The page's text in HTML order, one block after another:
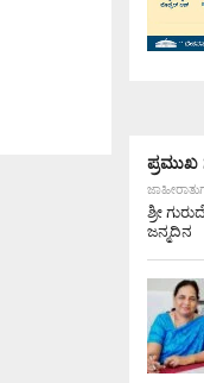
ಪ್ರಮುಖ
ಶ್ರೀ
ಜನ್ಮದಿನ